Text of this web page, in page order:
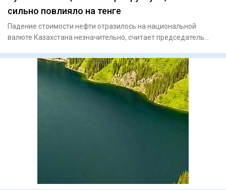
сильно повлияло на тенге
Падение стоимости нефти отразилось на национальной
валюте Казахстана незначительно, считает председатель